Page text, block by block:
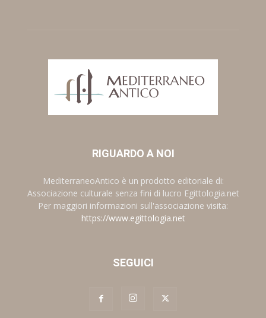
RIGUARDO A NOI
MediterraneoAntico è un prodotto editoriale di:
Associazione culturale senza fini di lucro Egittologia.net
Per maggiori informazioni sull'associazione visita:
https://www.egittologia.net
SEGUICI